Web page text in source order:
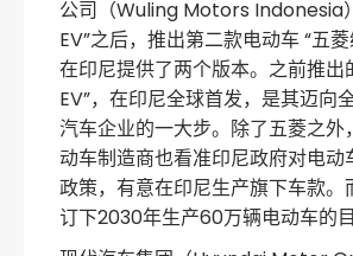
公司（Wuling Motors Indonesia
EV”之后，推出第二款电动车 “五
在印尼提供了两个版本。之前推出
EV”，在印尼全球首发，是其迈向
汽车企业的一大步。除了五菱之外
动车制造商也看准印尼政府对电动
政策，有意在印尼生产旗下车款。
订下2030年生产60万辆电动车的目